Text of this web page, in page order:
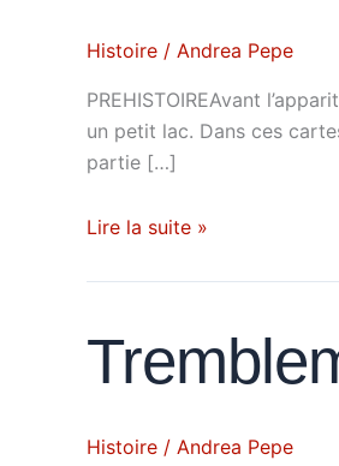
Histoire / Andrea Pepe
PREHISTOIREAvant
un petit lac. Dans ces
partie […]
Lire la suite »
Histoire / Andrea Pepe
Tremblement